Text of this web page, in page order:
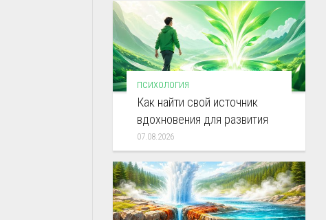
ПСИХОЛОГИЯ
Как найти свой источник
вдохновения для развития
07.08.2026